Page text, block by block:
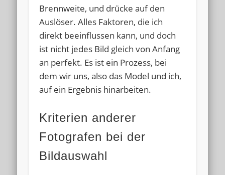
Brennweite, und drücke auf den
Auslöser. Alles Faktoren, die ich
direkt beeinflussen kann, und doch
ist nicht jedes Bild gleich von Anfang
an perfekt. Es ist ein Prozess, bei
dem wir uns, also das Model und ich,
auf ein Ergebnis hinarbeiten.
Kriterien anderer
Fotografen bei der
Bildauswahl